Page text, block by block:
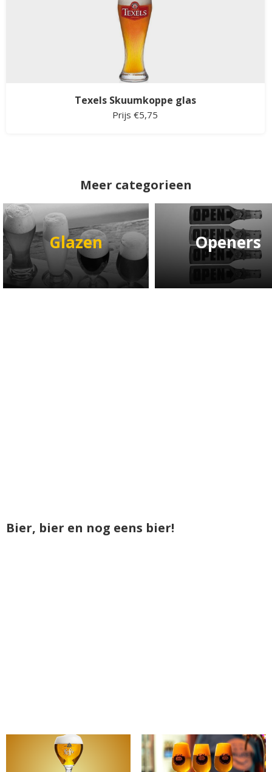
Texels Skuumkoppe glas
Prijs €5,75
Meer categorieen
Glazen Openers
Bier, bier en nog eens bier!